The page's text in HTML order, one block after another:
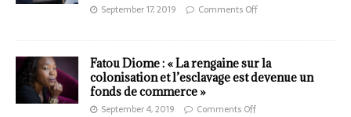
September 17, 2019 Comments Off
Fatou Diome : « La rengaine sur la
colonisation et l’esclavage est devenue un
fonds de commerce »
September 4, 2019 Comments Off